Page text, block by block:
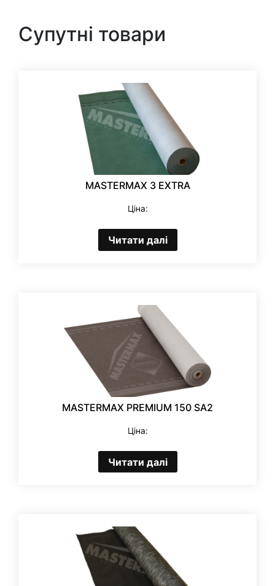
Супутні товари
MASTERMAX 3 EXTRA
Ціна:
Читати далі
MASTERMAX PREMIUM 150 SA2
Ціна:
Читати далі